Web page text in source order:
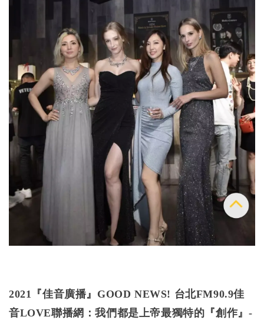
2021『佳音廣播』GOOD NEWS! 台北FM90.9佳
音LOVE聯播網：我們都是上帝最獨特的『創作』-